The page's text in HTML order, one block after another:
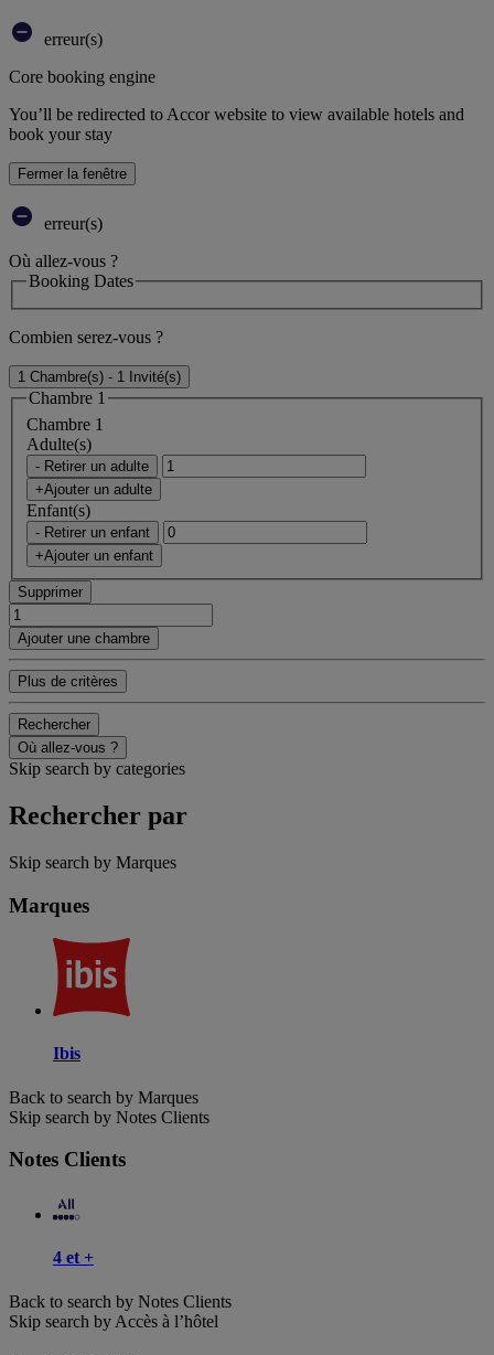
erreur(s)
Core booking engine
You’ll be redirected to Accor website to view available hotels and
book your stay
Fermer la fenêtre
erreur(s)
Où allez-vous ?
Booking Dates
Combien serez-vous ?
1 Chambre(s) - 1 Invité(s)
Chambre 1
Chambre 1
Adulte(s)
- Retirer un adulte
+Ajouter un adulte
Enfant(s)
- Retirer un enfant
+Ajouter un enfant
Supprimer
Ajouter une chambre
Plus de critères
Rechercher
Où allez-vous ?
Skip search by categories
Rechercher par
Skip search by Marques
Marques
Ibis
Back to search by Marques
Skip search by Notes Clients
Notes Clients
4 et +
Back to search by Notes Clients
Skip search by Accès à l’hôtel